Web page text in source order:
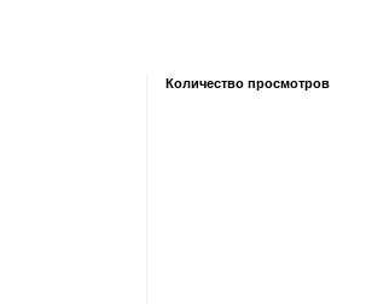
Количество просмотров